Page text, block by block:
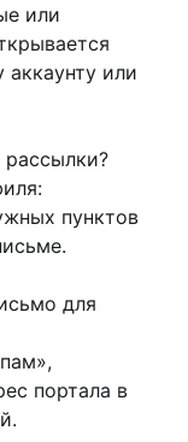
или
или
пунктов
для
портала в